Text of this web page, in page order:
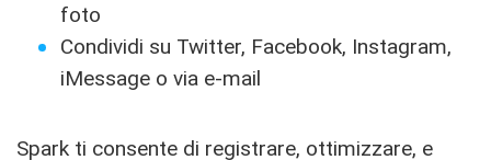
foto
Condividi su Twitter, Facebook, Instagram,
iMessage o via e-mail
Spark ti consente di registrare, ottimizzare, e